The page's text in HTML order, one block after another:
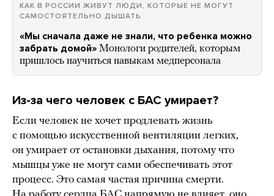
КАК В РОССИИ ЖИВУТ ЛЮДИ, КОТОРЫЕ НЕ МОГУТ
САМОСТОЯТЕЛЬНО ДЫШАТЬ
«Мы сначала даже не знали, что ребенка можно
забрать домой» Монологи родителей, которым
пришлось научиться навыкам медперсонала
Из-за чего человек с БАС умирает?
Если человек не хочет продлевать жизнь
с помощью искусственной вентиляции легких,
он умирает от остановки дыхания, потому что
мышцы уже не могут сами обеспечивать этот
процесс. Это самая частая причина смерти.